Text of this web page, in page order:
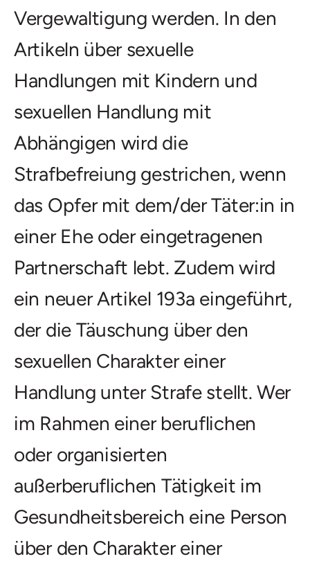
Vergewaltigung werden. In den
Artikeln über sexuelle
Handlungen mit Kindern und
sexuellen Handlung mit
Abhängigen wird die
Strafbefreiung gestrichen, wenn
das Opfer mit dem/der Täter:in in
einer Ehe oder eingetragenen
Partnerschaft lebt. Zudem wird
ein neuer Artikel 193a eingeführt,
der die Täuschung über den
sexuellen Charakter einer
Handlung unter Strafe stellt. Wer
im Rahmen einer beruflichen
oder organisierten
außerberuflichen Tätigkeit im
Gesundheitsbereich eine Person
über den Charakter einer